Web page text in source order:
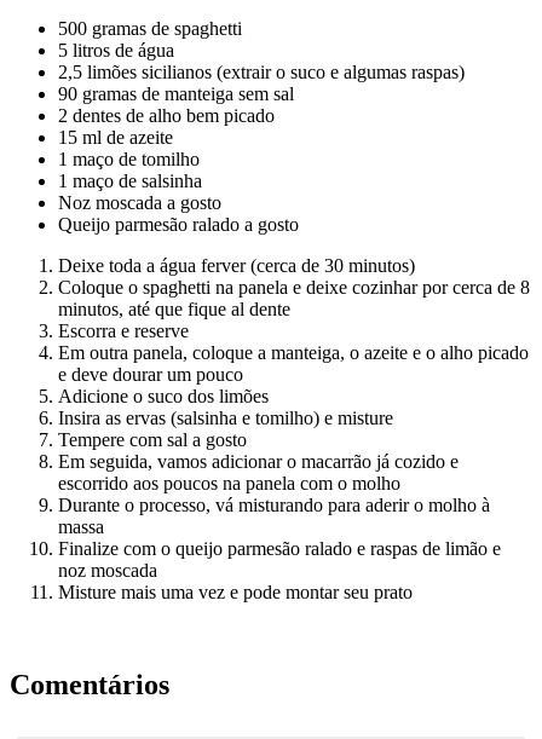
500 gramas de spaghetti
5 litros de água
2,5 limões sicilianos (extrair o suco e algumas raspas)
90 gramas de manteiga sem sal
2 dentes de alho bem picado
15 ml de azeite
1 maço de tomilho
1 maço de salsinha
Noz moscada a gosto
Queijo parmesão ralado a gosto
Deixe toda a água ferver (cerca de 30 minutos)
Coloque o spaghetti na panela e deixe cozinhar por cerca de 8
minutos, até que fique al dente
Escorra e reserve
Em outra panela, coloque a manteiga, o azeite e o alho picado
e deve dourar um pouco
Adicione o suco dos limões
Insira as ervas (salsinha e tomilho) e misture
Tempere com sal a gosto
Em seguida, vamos adicionar o macarrão já cozido e
escorrido aos poucos na panela com o molho
Durante o processo, vá misturando para aderir o molho à
massa
Finalize com o queijo parmesão ralado e raspas de limão e
noz moscada
Misture mais uma vez e pode montar seu prato
Comentários